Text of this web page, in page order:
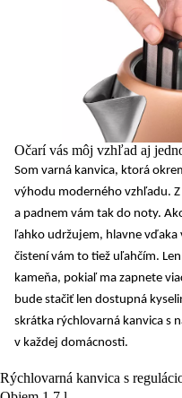
Očarí vás môj vzhľad aj
Som varná kanvica, ktorá
výhodu moderného vzhľadu.
a padnem vám tak do noty.
ľahko udržujem, hlavne
čistení vám to tiež uľahčím.
kameňa, pokiaľ ma zapnete
bude stačiť len dostupná
skrátka rýchlovarná kanvica s
v každej domácnosti.
Rýchlovarná kanvica s